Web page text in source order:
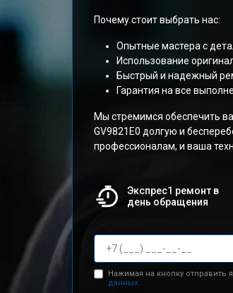
Почему стоит выбрать нас:
Опытные мастера с
Использование
Быстрый и надежный
Гарантия на все
Мы стремимся обеспечить
GV9821E0 долгую и
профессионалам, и ваша
Экспрес1 ремонт в
день обращения
Нажимая на кнопку отправить
данных.